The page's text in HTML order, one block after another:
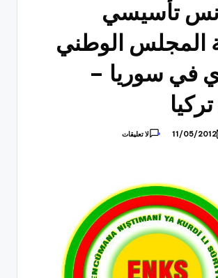
تأسيسي
المجلس الوطني
في سوريا –
11/05/2012 لا تعليقات